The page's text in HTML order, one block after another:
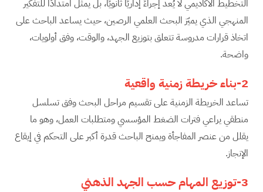
التخطيط الأكاديمي لا يُعد إجراءً إداريًا ثانويًا، بل يمثل امتدادًا للتفكير
المنهجي الذي يميّز البحث العلمي الرصين، حيث يساعد الباحث على
اتخاذ قرارات مدروسة تتعلق بتوزيع الجهد، والوقت، وفق أولويات،
واضحة.
2-بناء خريطة زمنية واقعية
تساعد الخريطة الزمنية على تقسيم مراحل البحث وفق تسلسل
منطقي يراعي فترات الضغط المؤسسي ومتطلبات العمل، وهو ما
يقلل من عنصر المفاجأة ويمنح الباحث قدرة أكبر على التحكم في إيقاع
الإنجاز.
3-توزيع المهام حسب الجهد الذهني